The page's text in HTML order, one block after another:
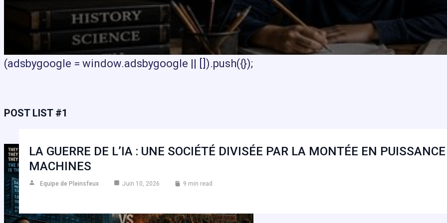
(adsbygoogle = window.adsbygoogle || []).push({});
POST LIST #1
LA GUERRE DE L’IA : UNE SOCIÉTÉ DIVISÉE PAR LA MONTÉE EN
MACHINES
Equipe de Pleinsfeux Juin 10, 2026 9 min read